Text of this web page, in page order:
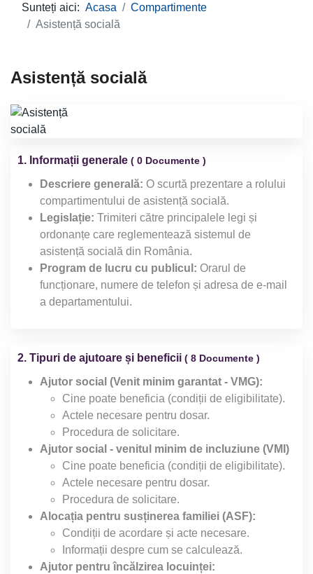
Sunteți aici: Acasa
Compartimente
Asistență socială
Asistență socială
1. Informații generale ( 0 Documente )
Descriere generală: O scurtă prezentare a rolului
compartimentului de asistență socială.
Legislație: Trimiteri către principalele legi și
ordonanțe care reglementează sistemul de
asistență socială din România.
Program de lucru cu publicul: Orarul de
funcționare, numere de telefon și adresa de e-mail
a departamentului.
2. Tipuri de ajutoare și beneficii ( 8 Documente )
Ajutor social (Venit minim garantat - VMG):
Cine poate beneficia (condiții de eligibilitate).
Actele necesare pentru dosar.
Procedura de solicitare.
Ajutor social - venitul minim de incluziune (VMI)
Cine poate beneficia (condiții de eligibilitate).
Actele necesare pentru dosar.
Procedura de solicitare.
Alocația pentru susținerea familiei (ASF):
Condiții de acordare și acte necesare.
Informații despre cum se calculează.
Ajutor pentru încălzirea locuinței: